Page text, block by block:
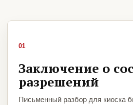
01
Заключение о
разрешений
Письменный разбор для киоска